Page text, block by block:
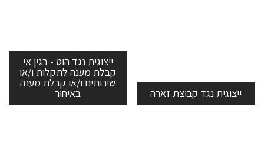
ייצוגית נגד קבוצת זארה
ייצוגית נגד הוט - בגין אי
קבלת מענה לתקלות ו/או
שירותים ו/או קבלת מענה
באיחור